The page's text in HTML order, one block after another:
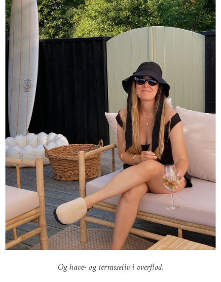
Og have- og terrasseliv i overflod.